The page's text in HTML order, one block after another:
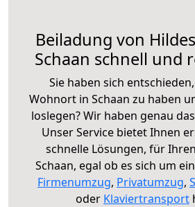
Beiladung von
Schaan schnell und
Sie haben sich
Wohnort in Schaan zu haben
loslegen? Wir haben genau
Unser Service bietet Ihnen
schnelle Lösungen, für
Schaan, egal ob es sich um
Firmenumzug, Privatumzug,
oder Klaviertransport